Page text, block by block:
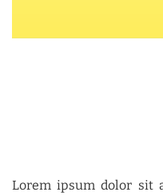
Lorem ipsum dolor sit